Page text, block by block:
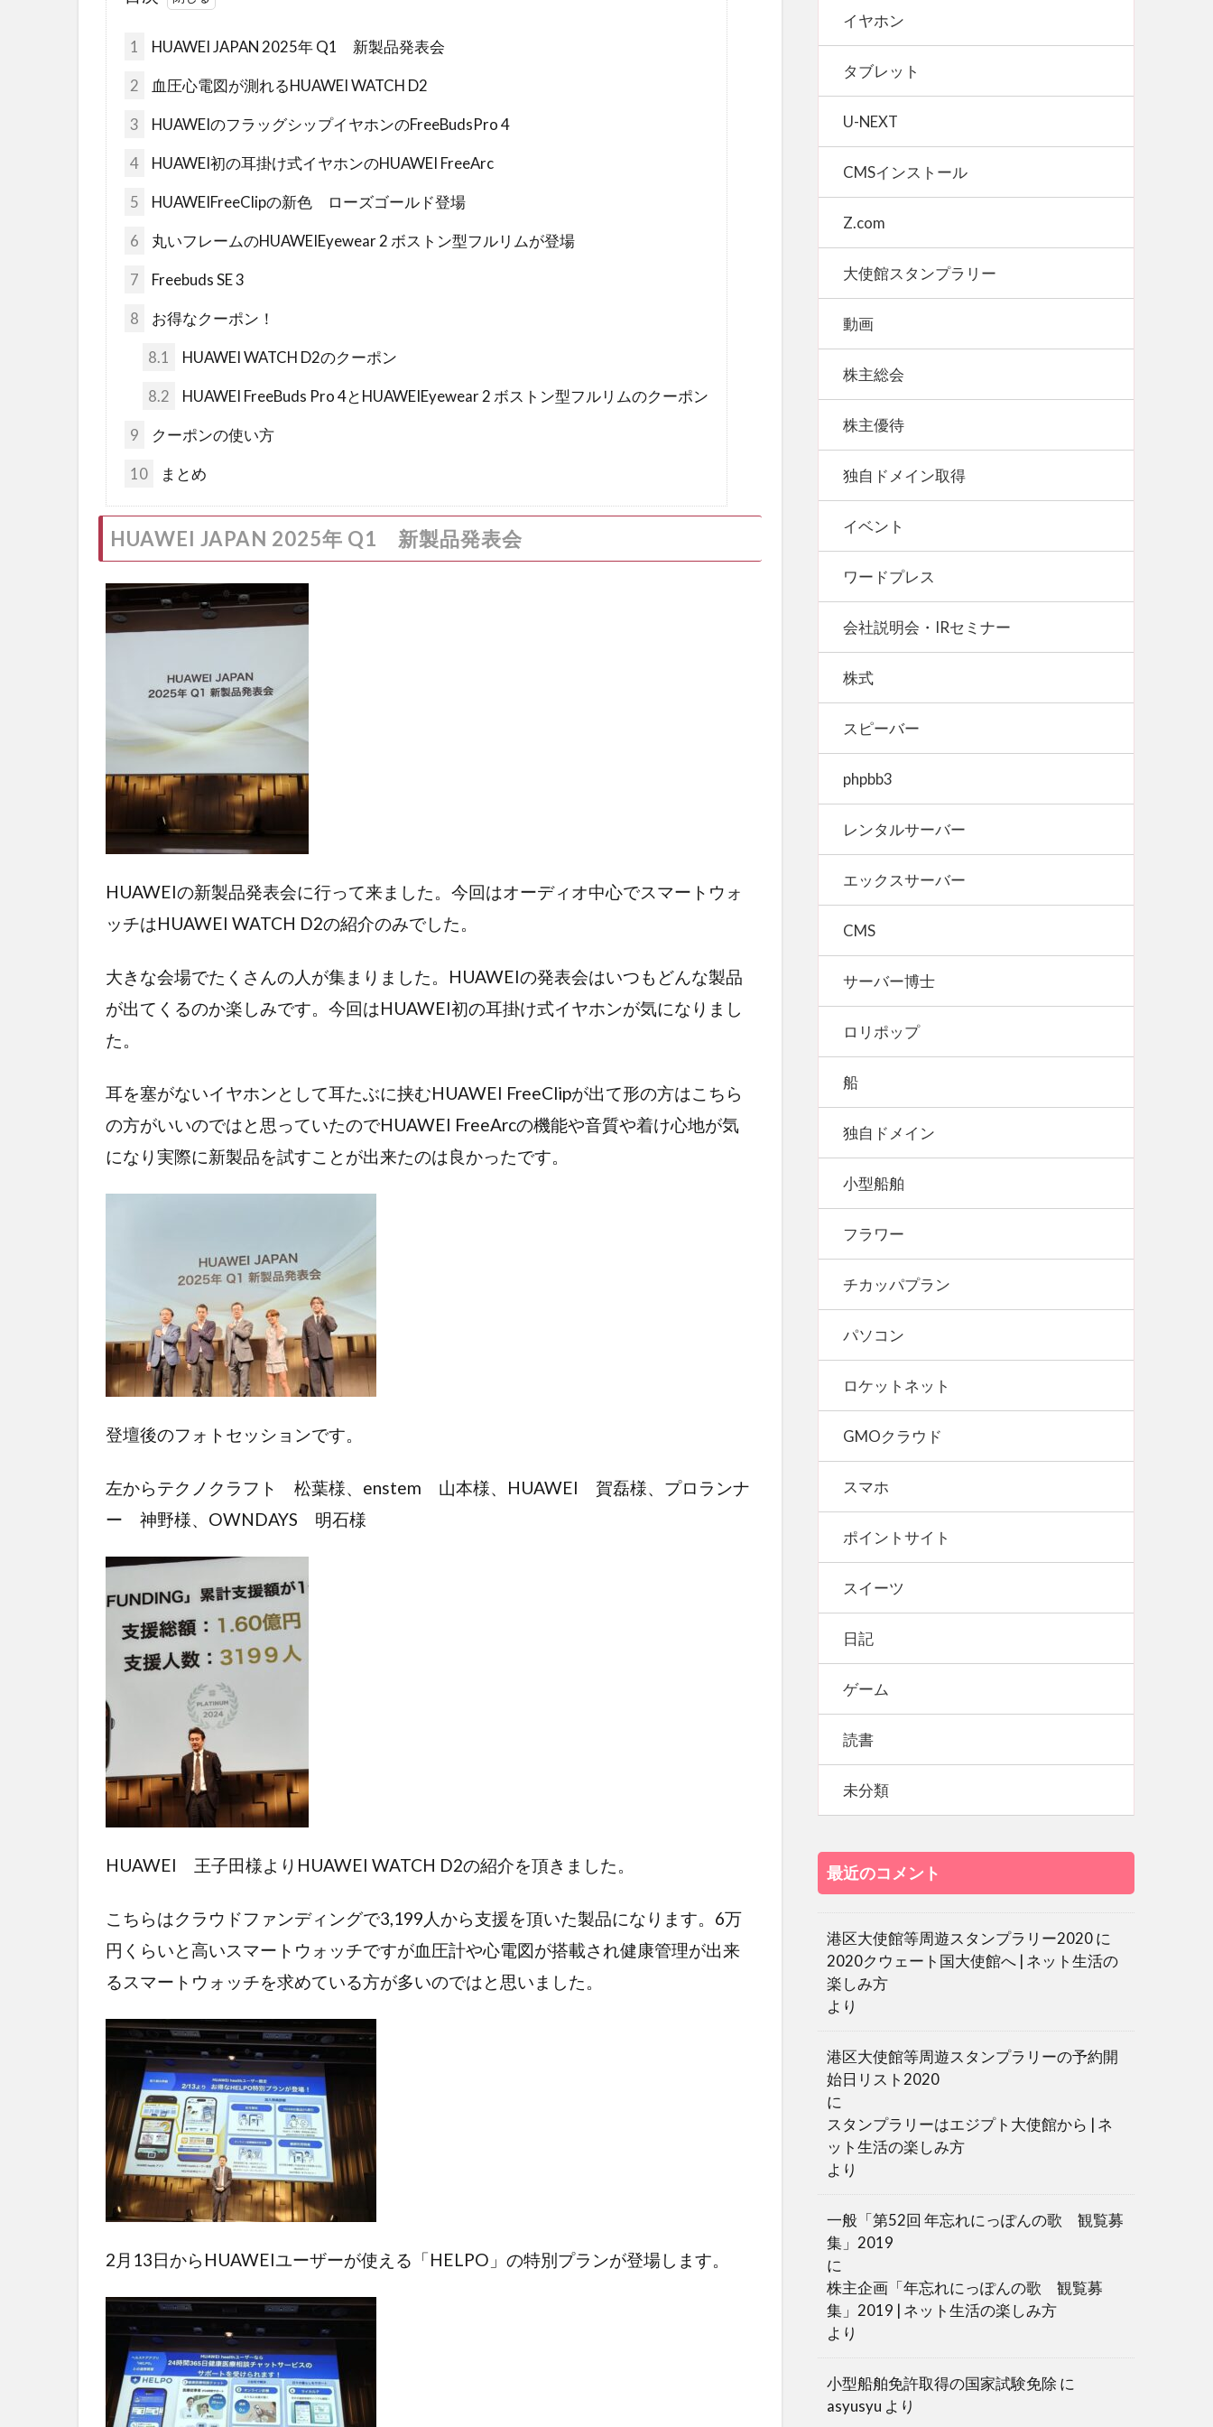
1 HUAWEI JAPAN 2025年 Q1 新製品発表会
2 血圧心電図が測れるHUAWEI WATCH D2
3 HUAWEIのフラッグシップイヤホンのFreeBudsPro 4
4 HUAWEI初の耳掛け式イヤホンのHUAWEI FreeArc
5 HUAWEIFreeClipの新色 ローズゴールド登場
6 丸いフレームのHUAWEIEyewear 2 ボストン型フルリムが登場
7 Freebuds SE 3
8 お得なクーポン！
8.1 HUAWEI WATCH D2のクーポン
8.2 HUAWEI FreeBuds Pro 4とHUAWEIEyewear 2 ボストン型フルリムのクーポン
9 クーポンの使い方
10 まとめ
HUAWEI JAPAN 2025年 Q1 新製品発表会
HUAWEIの新製品発表会に行って来ました。今回はオーディオ中心でスマートウォ
ッチはHUAWEI WATCH D2の紹介のみでした。
大きな会場でたくさんの人が集まりました。HUAWEIの発表会はいつもどんな製品
が出てくるのか楽しみです。今回はHUAWEI初の耳掛け式イヤホンが気になりまし
た。
耳を塞がないイヤホンとして耳たぶに挟むHUAWEI FreeClipが出て形の方はこちら
の方がいいのではと思っていたのでHUAWEI FreeArcの機能や音質や着け心地が気
になり実際に新製品を試すことが出来たのは良かったです。
登壇後のフォトセッションです。
左からテクノクラフト 松葉様、enstem 山本様、HUAWEI 賀磊様、プロランナ
ー 神野様、OWNDAYS 明石様
HUAWEI 王子田様よりHUAWEI WATCH D2の紹介を頂きました。
こちらはクラウドファンディングで3,199人から支援を頂いた製品になります。6万
円くらいと高いスマートウォッチですが血圧計や心電図が搭載され健康管理が出来
るスマートウォッチを求めている方が多いのではと思いました。
2月13日からHUAWEIユーザーが使える「HELPO」の特別プランが登場します。
イヤホン
タブレット
U-NEXT
CMSインストール
Z.com
大使館スタンプラリー
動画
株主総会
株主優待
独自ドメイン取得
イベント
ワードプレス
会社説明会・IRセミナー
株式
スピーバー
phpbb3
レンタルサーバー
エックスサーバー
CMS
サーバー博士
ロリポップ
船
独自ドメイン
小型船舶
フラワー
チカッパプラン
パソコン
ロケットネット
GMOクラウド
スマホ
ポイントサイト
スイーツ
日記
ゲーム
読書
未分類
最近のコメント
港区大使館等周遊スタンプラリー2020に
2020クウェート国大使館へ | ネット生活の
楽しみ方
より
港区大使館等周遊スタンプラリーの予約開
始日リスト2020
に
スタンプラリーはエジプト大使館から | ネ
ット生活の楽しみ方
より
一般「第52回 年忘れにっぽんの歌 観覧募
集」2019
に
株主企画「年忘れにっぽんの歌 観覧募
集」2019 | ネット生活の楽しみ方
より
小型船舶免許取得の国家試験免除 に
asyusyu より